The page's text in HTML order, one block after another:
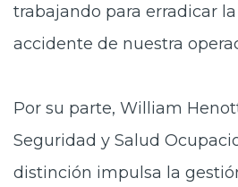
trabajando para erradicar
accidente de nuestra
Por su parte, William
Seguridad y Salud
distinción impulsa la